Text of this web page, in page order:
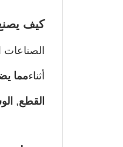
كيف يصنع
الصناعات
أثناءمما
القطع,